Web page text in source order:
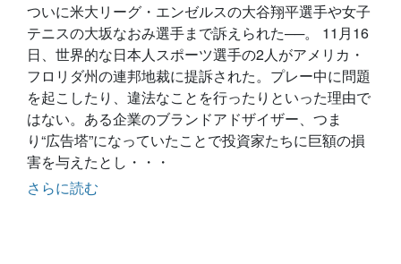
ついに米大リーグ・エンゼルスの大谷翔平選手や女子
テニスの大坂なおみ選手まで訴えられた──。 11月16
日、世界的な日本人スポーツ選手の2人がアメリカ・
フロリダ州の連邦地裁に提訴された。プレー中に問題
を起こしたり、違法なことを行ったりといった理由で
はない。ある企業のブランドアドザイザー、つま
り“広告塔”になっていたことで投資家たちに巨額の損
害を与えたとし・・・
さらに読む